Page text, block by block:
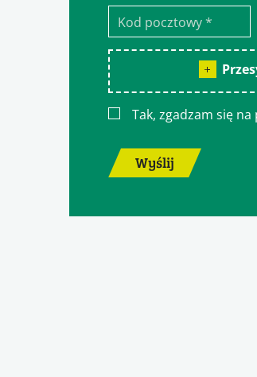
Tak, zgadzam się na
Wyślij